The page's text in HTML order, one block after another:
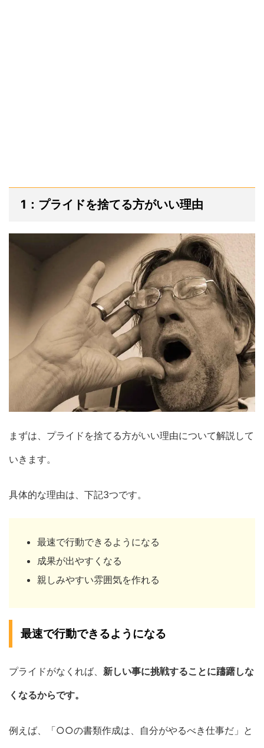
1：プライドを捨てる方がいい理由
まずは、プライドを捨てる方がいい理由について解説して
いきます。
具体的な理由は、下記3つです。
最速で行動できるようになる
成果が出やすくなる
親しみやすい雰囲気を作れる
最速で行動できるようになる
プライドがなくれば、 新しい事に挑戦することに躊躇しな
くなるからです。
例えば、「○○の書類作成は、自分がやるべき仕事だ」と